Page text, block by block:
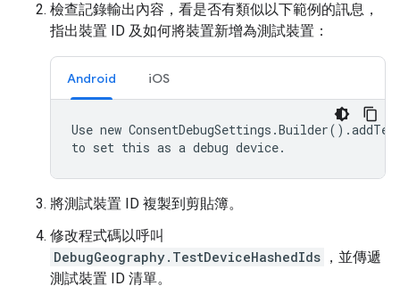
檢查記錄輸出內容，看是否有類似以下範例的訊息，
指出裝置 ID 及如何將裝置新增為測試裝置：
Android iOS
Use new
將測試裝置 ID 複製到剪貼簿。
修改程式碼以呼叫
DebugGeography.TestDeviceHashedIds ，並傳遞
測試裝置 ID 清單。